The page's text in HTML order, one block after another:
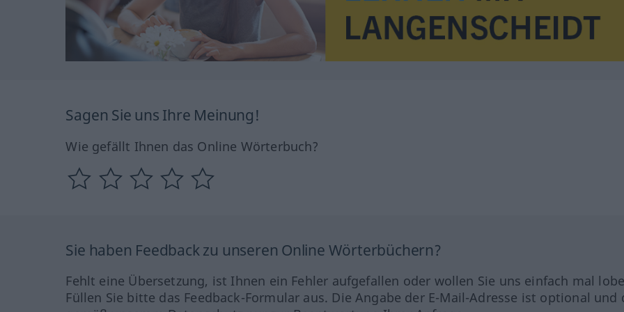
Sagen Sie uns Ihre Meinung!
Wie gefällt Ihnen das Online Wörterbuch?
Sie haben Feedback zu unseren Online Wörterbüchern?
Fehlt eine Übersetzung, ist Ihnen ein Fehler aufgefallen oder wollen Sie uns einfach mal
Füllen Sie bitte das Feedback-Formular aus. Die Angabe der E-Mail-Adresse ist optional und